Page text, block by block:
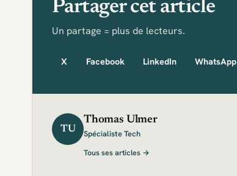
Partager cet article
Un partage = plus de lecteurs.
X Facebook LinkedIn WhatsApp
TU
Thomas Ulmer
Spécialiste Tech
Tous ses articles →